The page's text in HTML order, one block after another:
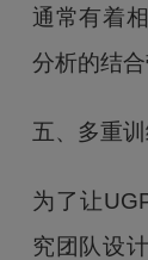
通常有着
分析的结
五、多重
为了让
究团队设